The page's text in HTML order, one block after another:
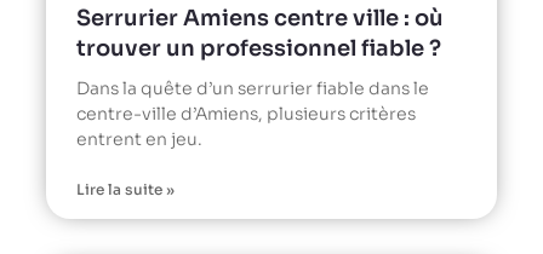
Serrurier Amiens centre ville : où
trouver un professionnel fiable ?
Dans la quête d’un serrurier fiable dans le
centre-ville d’Amiens, plusieurs critères
entrent en jeu.
Lire la suite »